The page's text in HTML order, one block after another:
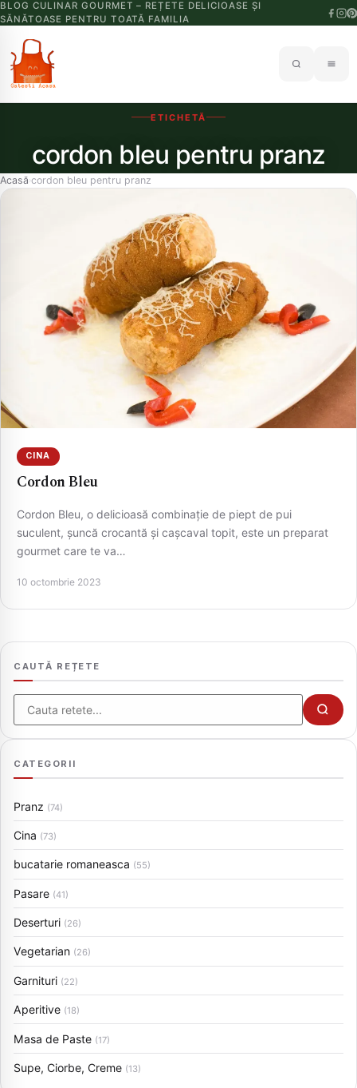
BLOG CULINAR GOURMET – REȚETE DELICIOASE ȘI
SĂNĂTOASE PENTRU TOATĂ FAMILIA
ETICHETĂ
cordon bleu pentru pranz
Acasă›cordon bleu pentru pranz
CINA
Cordon Bleu
Cordon Bleu, o delicioasă combinație de piept de pui
suculent, șuncă crocantă și cașcaval topit, este un preparat
gourmet care te va…
10 octombrie 2023
CAUTĂ REȚETE
Cauta
CATEGORII
Pranz (74)
Cina (73)
bucatarie romaneasca (55)
Pasare (41)
Deserturi (26)
Vegetarian (26)
Garnituri (22)
Aperitive (18)
Masa de Paste (17)
Supe, Ciorbe, Creme (13)